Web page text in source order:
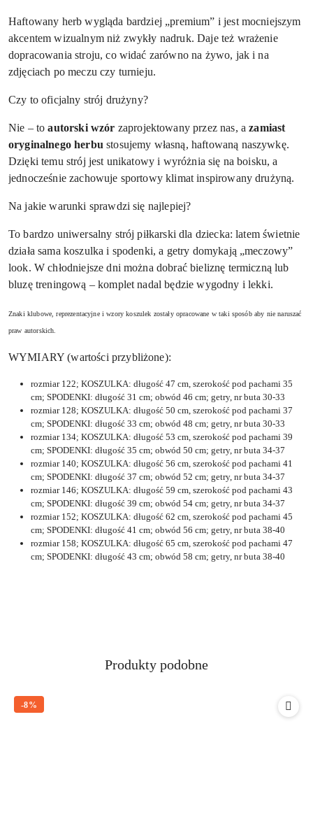
Haftowany herb wygląda bardziej „premium” i jest mocniejszym
akcentem wizualnym niż zwykły nadruk. Daje też wrażenie
dopracowania stroju, co widać zarówno na żywo, jak i na
zdjęciach po meczu czy turnieju.
Czy to oficjalny strój drużyny?
Nie – toautorski wzór zaprojektowany przez nas, azamiast
oryginalnego herbu stosujemy własną, haftowaną naszywkę.
Dzięki temu strój jest unikatowy i wyróżnia się na boisku, a
jednocześnie zachowuje sportowy klimat inspirowany drużyną.
Na jakie warunki sprawdzi się najlepiej?
To bardzo uniwersalny strój piłkarski dla dziecka: latem świetnie
działa sama koszulka i spodenki, a getry domykają „meczowy”
look. W chłodniejsze dni można dobrać bieliznę termiczną lub
bluzę treningową – komplet nadal będzie wygodny i lekki.
Znaki klubowe, reprezentacyjne i wzory koszulek zostały opracowane w taki sposób aby nie naruszać
praw autorskich.
WYMIARY (wartości przybliżone):
rozmiar 122; KOSZULKA: długość 47 cm, szerokość pod pachami 35
cm; SPODENKI: długość 31 cm; obwód 46 cm; getry, nr buta 30-33
rozmiar 128; KOSZULKA: długość 50 cm, szerokość pod pachami 37
cm; SPODENKI: długość 33 cm; obwód 48 cm; getry, nr buta 30-33
rozmiar 134; KOSZULKA: długość 53 cm, szerokość pod pachami 39
cm; SPODENKI: długość 35 cm; obwód 50 cm; getry, nr buta 34-37
rozmiar 140; KOSZULKA: długość 56 cm, szerokość pod pachami 41
cm; SPODENKI: długość 37 cm; obwód 52 cm; getry, nr buta 34-37
rozmiar 146; KOSZULKA: długość 59 cm, szerokość pod pachami 43
cm; SPODENKI: długość 39 cm; obwód 54 cm; getry, nr buta 34-37
rozmiar 152; KOSZULKA: długość 62 cm, szerokość pod pachami 45
cm; SPODENKI: długość 41 cm; obwód 56 cm; getry, nr buta 38-40
rozmiar 158; KOSZULKA: długość 65 cm, szerokość pod pachami 47
cm; SPODENKI: długość 43 cm; obwód 58 cm; getry, nr buta 38-40
Pomiń karuzelę produktów
Produkty
Produkty podobne
-8%